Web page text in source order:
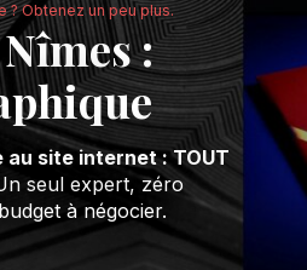
? Obtenez un peu plus.
:
au site internet : TOUT
seul expert, zéro
à négocier.